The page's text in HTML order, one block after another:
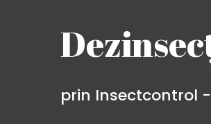
prin Insectcontrol -